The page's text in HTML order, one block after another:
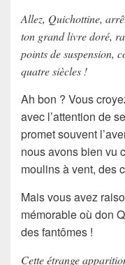
Allez, Quichottine,
ton grand livre doré,
points de suspension,
quatre siècles !
Ah bon ? Vous
avec l’attention de
promet souvent
nous avons bien vu
moulins à vent, des
Mais vous avez
mémorable où don
desfantômes !
Cette étrange